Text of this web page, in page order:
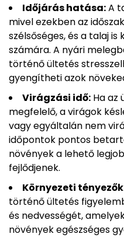
Időjárás hatása:A
mivel ezekben az
szélsőséges, és a talaj
számára. A nyári
történő ültetés
gyengítheti azok
Virágzási idő: Ha az
megfelelő, a virágok
vagy egyáltalán nem
időpontok pontos
növények a lehető
fejlődjenek.
Környezeti
történő ültetés
és nedvességét,
növények egészséges